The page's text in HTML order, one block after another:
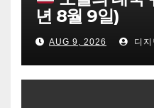
년 8월 9일)
AUG 9, 2026 디